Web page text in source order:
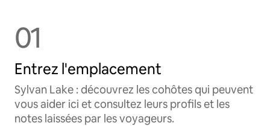
01
Entrez l'emplacement
Sylvan Lake : découvrez les cohôtes qui peuvent
vous aider ici et consultez leurs profils et les
notes laissées par les voyageurs.